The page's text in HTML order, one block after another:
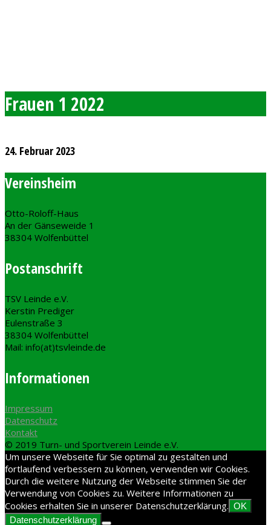
Frauen 1 2022
24. Februar 2023
Vereinsheim
Otto-Roloff-Haus
An der Gänseweide 1
38304 Wolfenbüttel
Postanschrift
TSV Leinde e.V.
Kerstin Prediger
Eulenstraße 3
38304 Wolfenbüttel
Mail: info(at)tsvleinde.de
Informationen
Impressum
Datenschutz
Kontakt
© 2019 Turn- und Sportverein Leinde e.V.
Um unsere Webseite für Sie optimal zu gestalten und
fortlaufend verbessern zu können, verwenden wir Cookies.
Durch die weitere Nutzung der Webseite stimmen Sie der
Verwendung von Cookies zu. Weitere Informationen zu
Cookies erhalten Sie in unserer Datenschutzerklärung. OK
Datenschutzerklärung